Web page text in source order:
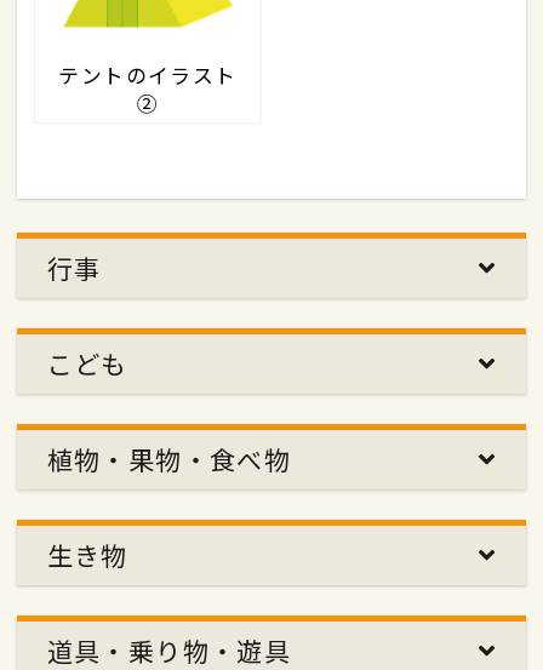
テントのイラスト
②
行事
こども
植物・果物・食べ物
生き物
道具・乗り物・遊具